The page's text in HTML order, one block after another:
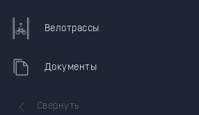
Велотрассы
Документы
Свернуть